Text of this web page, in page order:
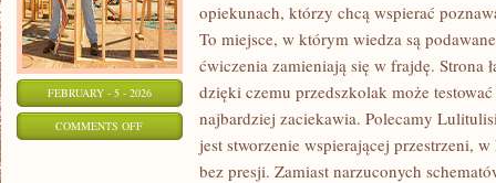
FEBRUARY - 5 - 2026
COMMENTS OFFON
GEOGRAFIA
opiekunach, którzy chcą wspierać
To miejsce, w którym wiedza są
ćwiczenia zamieniają się w frajdę. Strona
dzięki czemu przedszkolak może
najbardziej zaciekawia. Polecamy
jest stworzenie wspierającej przestrzeni,
bez presji. Zamiast narzuconych